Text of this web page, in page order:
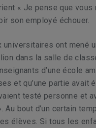
« Je pense que
son employé échouer.
universitaires ont mené
dans la salle de
d’une école
et qu’une partie avait
testé personne et
Au bout d’un certain
élèves. Si tous les